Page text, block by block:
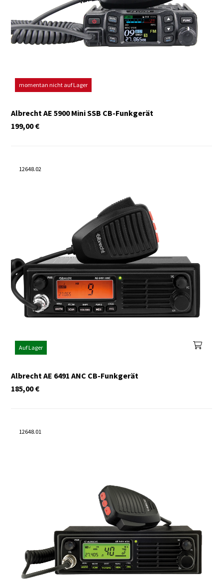
momentan nicht auf Lager
Albrecht AE 5900 Mini SSB CB-Funkgerät
€
199,00
12648.02
Auf Lager
Albrecht AE 6491 ANC CB-Funkgerät
€
185,00
12648.01